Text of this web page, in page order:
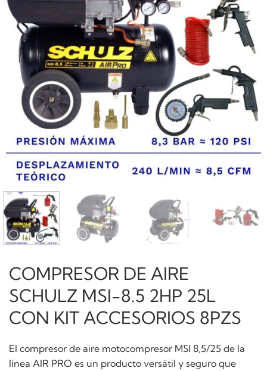
COMPRESOR DE AIRE
SCHULZ MSI-8.5 2HP 25L
CON KIT ACCESORIOS 8PZS
El compresor de aire motocompresor MSI 8,5/25 de la
línea AIR PRO es un producto versátil y seguro que